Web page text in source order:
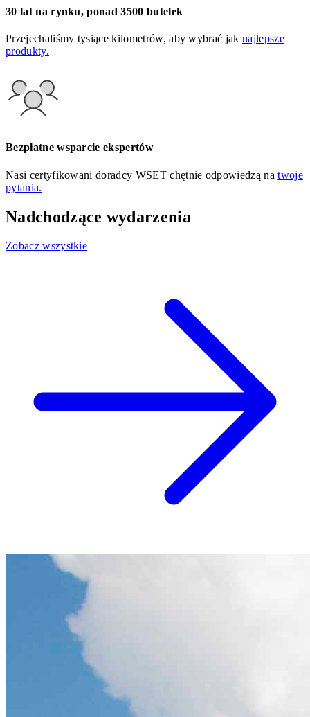
30 lat na rynku, ponad 3500 butelek
Przejechaliśmy tysiące kilometrów, aby wybrać jaknajlepsze
produkty.
Bezpłatne wsparcie ekspertów
Nasi certyfikowani doradcy WSET chętnie odpowiedzą natwoje
pytania.
Nadchodzące wydarzenia
Zobacz wszystkie